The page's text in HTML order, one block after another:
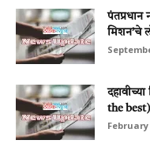
पंतप्रधान
मिशन’चे
दहावीच्या
the best)
February